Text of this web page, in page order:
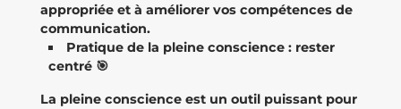
appropriée et à améliorer vos compétences de
communication.
Pratique de la pleine conscience : rester
centré 🎯
La pleine conscience est un outil puissant pour